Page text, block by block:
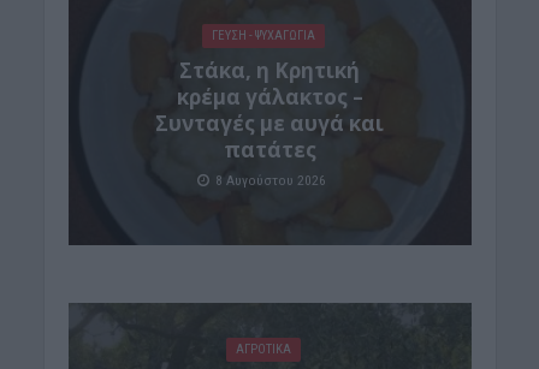
ΓΕΎΣΗ - ΨΥΧΑΓΩΓΊΑ
Στάκα, η Κρητική
κρέμα γάλακτος –
Συνταγές με αυγά και
πατάτες
8 Αυγούστου 2026
ΑΓΡΟΤΙΚΑ